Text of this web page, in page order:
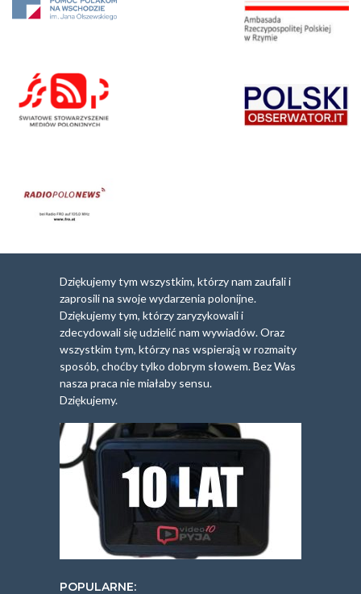
Dziękujemy tym wszystkim, którzy nam zaufali i
zaprosili na swoje wydarzenia polonijne.
Dziękujemy tym, którzy zaryzykowali i
zdecydowali się udzielić nam wywiadów. Oraz
wszystkim tym, którzy nas wspierają w rozmaity
sposób, choćby tylko dobrym słowem. Bez Was
nasza praca nie miałaby sensu.
Dziękujemy.
POPULARNE: